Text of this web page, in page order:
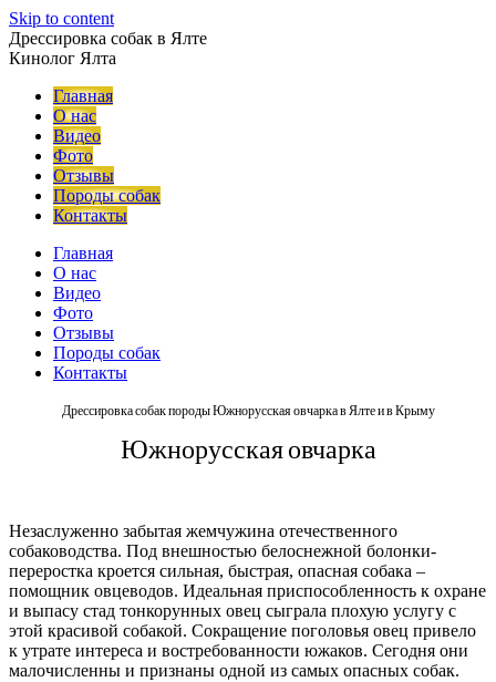
Skip to content
Дрессировка собак в Ялте
Кинолог Ялта
Главная
О нас
Видео
Фото
Отзывы
Породы собак
Контакты
Главная
О нас
Видео
Фото
Отзывы
Породы собак
Контакты
Дрессировка собак породы Южнорусская овчарка в Ялте и в Крыму
Южнорусская овчарка
Незаслуженно забытая жемчужина отечественного
собаководства. Под внешностью белоснежной болонки-
переростка кроется сильная, быстрая, опасная собака –
помощник овцеводов. Идеальная приспособленность к охране
и выпасу стад тонкорунных овец сыграла плохую услугу с
этой красивой собакой. Сокращение поголовья овец привело
к утрате интереса и востребованности южаков. Сегодня они
малочисленны и признаны одной из самых опасных собак.